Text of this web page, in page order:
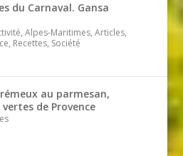
du Carnaval. Gansa
Alpes-Maritimes, Articles,
Recettes, Société
au parmesan,
de Provence